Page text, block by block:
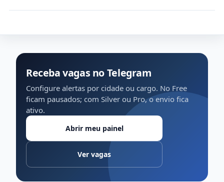
Receba vagas no Telegram
Configure alertas por cidade ou cargo. No Free
ficam pausados; com Silver ou Pro, o envio fica
ativo.
Abrir meu painel
Ver vagas